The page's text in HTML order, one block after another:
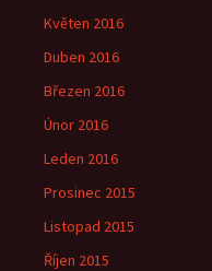
Květen 2016
Duben 2016
Březen 2016
Únor 2016
Leden 2016
Prosinec 2015
Listopad 2015
Říjen 2015